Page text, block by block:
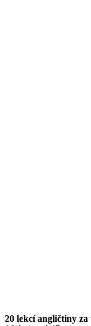
20 lekcí angličtiny za